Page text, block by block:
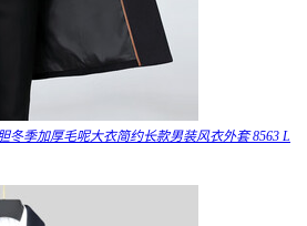
冬季加厚毛呢大衣简约长款男装风衣外套 8563 L